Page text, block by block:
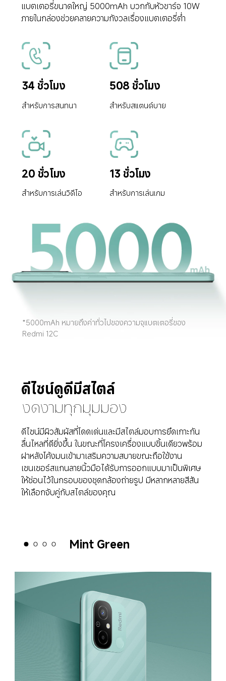
แบตเตอรี่ขนาดใหญ่ 5000mAh บวกกับหัวชาร์จ 10W
ภายในกล่องช่วยคลายความกังวลเรื่องแบตเตอรี่ต่ำ
*5000mAh หมายถึงค่าทั่วไปของความจุแบตเตอรี่ของ
Redmi 12C
34 ชั่วโมง
สำหรับการสนทนา
508 ชั่วโมง
สำหรับสแตนด์บาย
20 ชั่วโมง
สำหรับการเล่นวิดีโอ
13 ชั่วโมง
สำหรับการเล่นเกม
ดีไซน์ดูดีมีสไตล์
งดงามทุกมุมมอง
ดีไซน์มีผิวสัมผัสที่โดดเด่นและมีสไตล์มอบการยึดเกาะกัน
ลื่นไหลที่ดียิ่งขึ้น ในขณะที่โครงเครื่องแบบชิ้นเดียวพร้อม
ฝาหลังโค้งมนเข้ามาเสริมความสบายขณะถือใช้งาน
เซนเซอร์สแกนลายนิ้วมือได้รับการออกแบบมาเป็นพิเศษ
ให้ซ่อนไว้ในกรอบของชุดกล้องถ่ายรูป มีหลากหลายสีสัน
ให้เลือกจับคู่กับสไตล์ของคุณ
Ocean Blue